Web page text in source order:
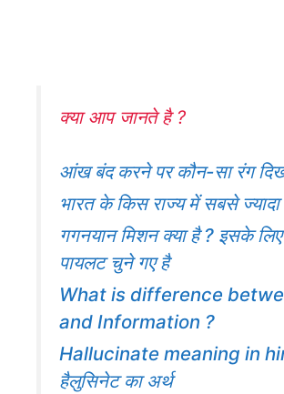
क्या आप जानते है ?
आंख बंद करने पर कौन-सा रंग
भारत के किस राज्य में सबसे
गगनयान मिशन क्या है ? इसके
पायलट चुने गए है
What is difference
and Information ?
Hallucinate meaning in
हैलुसिनेट का अर्थ